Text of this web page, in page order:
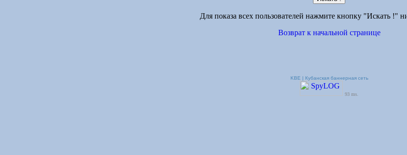
Для показа всех пользователей нажмите кнопку "Искать !"
Возврат к начальной странице
KBE | Кубанская баннерная сеть
93 ms.